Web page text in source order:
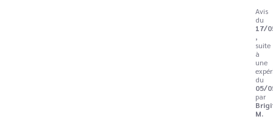
Avis
du
17/
,
suite
à
une
du
05/
par
M.